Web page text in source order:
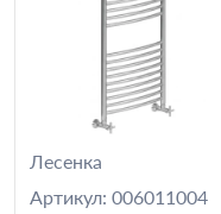
Лесенка
Артикул: 006011004